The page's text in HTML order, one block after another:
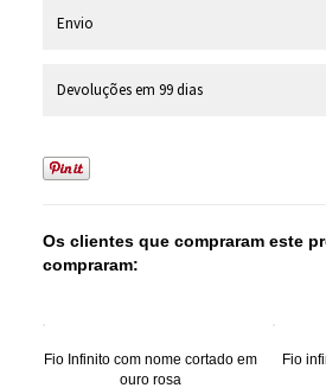
Envio
Devoluções em 99 dias
Os clientes que compraram este
compraram:
Fio Infinito com nome cortado em
ouro rosa
Fio